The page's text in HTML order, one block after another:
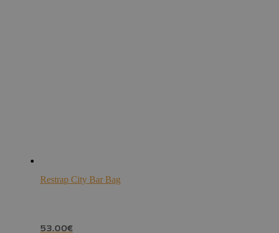
Restrap City Bar Bag